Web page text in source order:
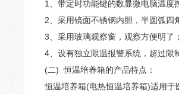
1、带定时功能键的数显微电脑温度
2、采用镜面不锈钢内胆，半圆弧四
3、采用玻璃观察窗，观察方便明了；
4、设有独立限温报警系统，超过限
(二) 恒温培养箱的产品特点：
恒温培养箱(电热恒温培养箱)适用于